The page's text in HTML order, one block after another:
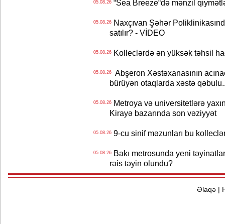
05.08.26“Sea Breeze“də mənzil
05.08.26Naxçıvan Şəhər
satılır? - VİDEO
05.08.26Kolleclərdə ən yüksək təhsil
05.08.26Abşeron Xəstəxanasının
bürüyən otaqlarda xəstə
05.08.26Metroya və universitetlərə
Kirayə bazarında son vəziyyət
05.08.269-cu sinif məzunları bu
05.08.26Bakı metrosunda yeni
rəis təyin olundu?
Əlaqə|